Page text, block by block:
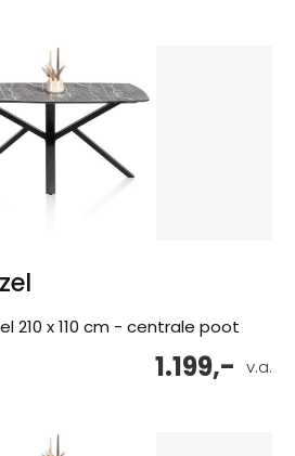
210 x 110 cm - centrale poot
v.a.
1.199,-